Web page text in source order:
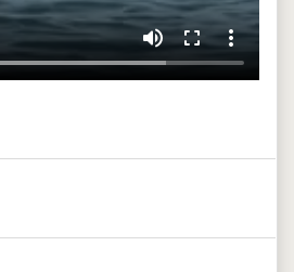
volume_up fullscreen more_vert